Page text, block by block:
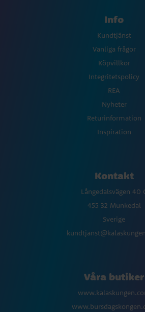
Info
Kundtjänst
Vanliga frågor
Köpvillkor
Integritetspolicy
REA
Nyheter
Returinformation
Inspiration
Kontakt
Långedalsvägen 40
455 32 Munkedal
Sverige
Våra butiker